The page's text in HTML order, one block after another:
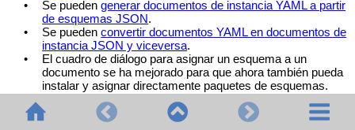
•
Se puedengenerar documentos de instancia YAML a partir
de esquemas JSON.
•
Se puedenconvertir documentos YAML en documentos de
instancia JSON y viceversa.
•
El cuadro de diálogo para asignar un esquema a un
documento se ha mejorado para que ahora también pueda
instalar y asignar directamente paquetes de esquemas.
Esta función se encuentra en los siguientes comandos:
Archivo | Nuevo
DTD/Esquema | Asignar DTD
DTD/Esquema | Asignar esquema